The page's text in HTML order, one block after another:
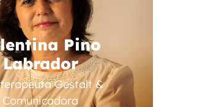
Pino
Labrador
Gestalt &
Comunicadora